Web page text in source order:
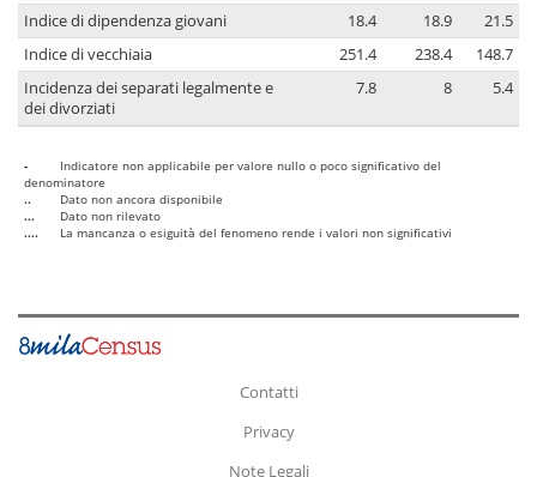
Indice di dipendenza giovani
18.4 18.9
21.5
Indice di vecchiaia
251.4 238.4
148.7
Incidenza dei separati legalmente e
dei divorziati
7.8 8 5.4
-
Indicatore non applicabile per valore nullo o poco significativo del
denominatore
..
Dato non ancora disponibile
...
Dato non rilevato
....
La mancanza o esiguità del fenomeno rende i valori non significativi
Contatti
Privacy
Note Legali